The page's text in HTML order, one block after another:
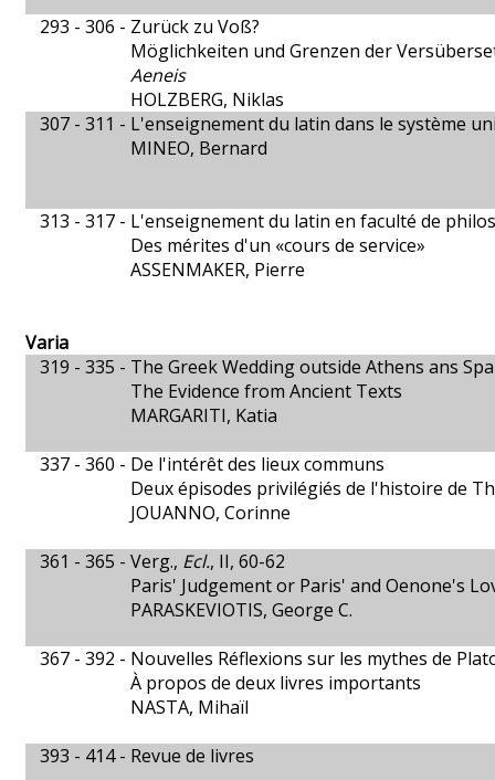
293 - 306 - Zurück zu Voß?
Möglichkeiten und Grenzen der
Aeneis
HOLZBERG, Niklas
307 - 311 - L'enseignement du latin dans le système
MINEO, Bernard
313 - 317 - L'enseignement du latin en faculté de
Des mérites d'un «cours de service»
ASSENMAKER, Pierre
Varia
319 - 335 - The Greek Wedding outside Athens ans
The Evidence from Ancient Texts
MARGARITI, Katia
337 - 360 - De l'intérêt des lieux communs
Deux épisodes privilégiés de l'histoire de
JOUANNO, Corinne
361 - 365 - Verg., Ecl., II, 60-62
Paris' Judgement or Paris' and Oenone's
PARASKEVIOTIS, George C.
367 - 392 - Nouvelles Réflexions sur les mythes de
À propos de deux livres importants
NASTA, Mihaïl
393 - 414 - Revue de livres